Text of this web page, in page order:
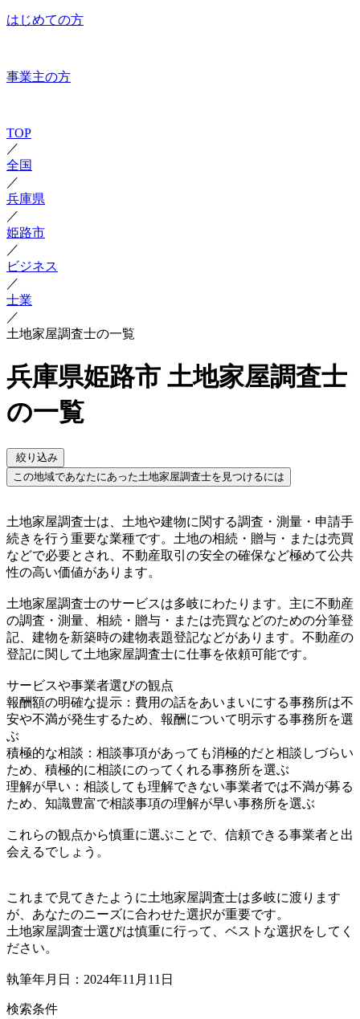
はじめての方
事業主の方
TOP
／
全国
／
兵庫県
／
姫路市
／
ビジネス
／
士業
／
土地家屋調査士の一覧
兵庫県姫路市 土地家屋調査士
の一覧
絞り込み
この地域であなたにあった土地家屋調査士を見つけるには
土地家屋調査士は、土地や建物に関する調査・測量・申請手
続きを行う重要な業種です。土地の相続・贈与・または売買
などで必要とされ、不動産取引の安全の確保など極めて公共
性の高い価値があります。
土地家屋調査士のサービスは多岐にわたります。主に不動産
の調査・測量、相続・贈与・または売買などのための分筆登
記、建物を新築時の建物表題登記などがあります。不動産の
登記に関して土地家屋調査士に仕事を依頼可能です。
サービスや事業者選びの観点
報酬額の明確な提示：費用の話をあいまいにする事務所は不
安や不満が発生するため、報酬について明示する事務所を選
ぶ
積極的な相談：相談事項があっても消極的だと相談しづらい
ため、積極的に相談にのってくれる事務所を選ぶ
理解が早い：相談しても理解できない事業者では不満が募る
ため、知識豊富で相談事項の理解が早い事務所を選ぶ
これらの観点から慎重に選ぶことで、信頼できる事業者と出
会えるでしょう。
これまで見てきたように土地家屋調査士は多岐に渡ります
が、あなたのニーズに合わせた選択が重要です。
土地家屋調査士選びは慎重に行って、ベストな選択をしてく
ださい。
執筆年月日：2024年11月11日
検索条件